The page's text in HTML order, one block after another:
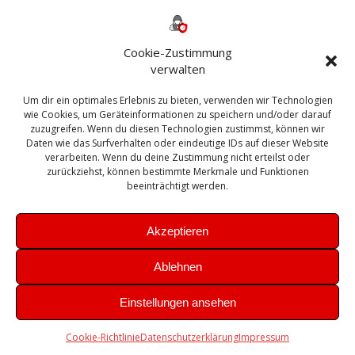
Cookie-Zustimmung
verwalten
Um dir ein optimales Erlebnis zu bieten, verwenden wir Technologien
wie Cookies, um Geräteinformationen zu speichern und/oder darauf
zuzugreifen. Wenn du diesen Technologien zustimmst, können wir
Daten wie das Surfverhalten oder eindeutige IDs auf dieser Website
verarbeiten. Wenn du deine Zustimmung nicht erteilst oder
zurückziehst, können bestimmte Merkmale und Funktionen
beeinträchtigt werden.
Akzeptieren
Ablehnen
Einstellungen ansehen
Cookie-RichtlinieDatenschutzerklärungImpressum
Bautagebuch
Exchange firewall Fritzbox
Microsoft
Sanierung SBS Security Server Sicherheit
Sicherung SIEM Sophos SSL Ubuntu
Update Upgrade UTM VCenter VCSA Veeam
VMWare VPN WAZUH Windows
Zertifikat
Theme